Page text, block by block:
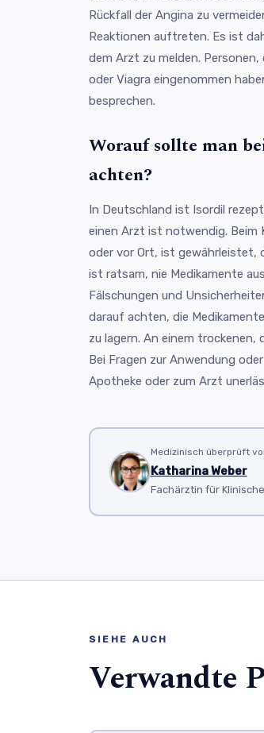
Rückfall der Angina zu
Reaktionen auftreten. Es ist
dem Arzt zu melden.
oder Viagra eingenommen
besprechen.
Worauf sollte man
achten?
In Deutschland ist Isordil
einen Arzt ist notwendig. Beim
oder vor Ort, ist gewährleistet,
ist ratsam, nie Medikamente
Fälschungen und
darauf achten, die
zu lagern. An einem trockenen,
Bei Fragen zur Anwendung
Apotheke oder zum Arzt
Medizinisch überprüft
Katharina Weber
Fachärztin für
SIEHE AUCH
Verwandte